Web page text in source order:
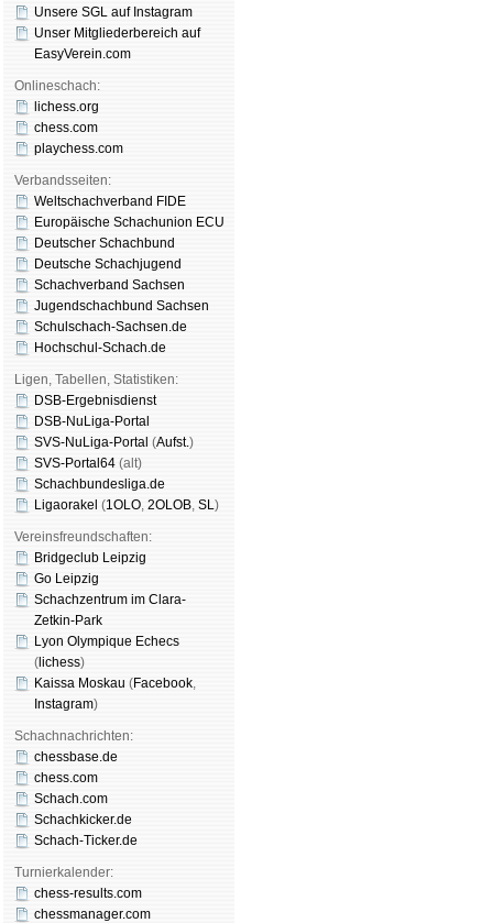
Unsere SGL auf Insta­gram
Unser Mitgliederbereich auf
EasyVerein.com
Onlineschach:
lichess.org
chess.com
playchess.com
Verbandsseiten:
Weltschachverband FIDE
Europäische Schachunion ECU
Deutscher Schachbund
Deutsche Schachjugend
Schachverband Sachsen
Jugendschachbund Sachsen
Schulschach-Sachsen.de
Hochschul-Schach.de
Ligen, Tabellen, Statistiken:
DSB-Ergebnisdienst
DSB-NuLiga-Portal
SVS-NuLiga-Portal (Aufst.)
SVS-Portal64 (alt)
Schachbundesliga.de
Ligaorakel (1OLO, 2OLOB, SL)
Vereinsfreundschaften:
Bridgeclub Leipzig
Go Leipzig
Schachzentrum im Clara-
Zetkin-Park
Lyon Olympique Echecs
( lichess)
Kaissa Moskau (Face­book,
Insta­gram)
Schachnachrichten:
chessbase.de
chess.com
Schach.com
Schachkicker.de
Schach-Ticker.de
Turnierkalender:
chess-results.com
chessmanager.com